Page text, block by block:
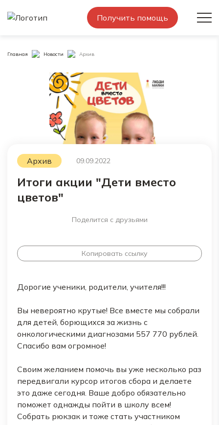
Получить помощь
Главная Новости Архив
Архив 09.09.2022
Итоги акции "Дети вместо
цветов"
Поделится с друзьями
Копировать ссылку
Дорогие ученики, родители, учителя!!!
Вы невероятно крутые! Все вместе мы собрали
для детей, борющихся за жизнь с
онкологическими диагнозами 557 770 рублей.
Спасибо вам огромное!
Своим желанием помочь вы уже несколько раз
передвигали курсор итогов сбора и делаете
это даже сегодня. Ваше добро обязательно
поможет однажды пойти в школу всем!
Собрать рюкзак и тоже стать участником